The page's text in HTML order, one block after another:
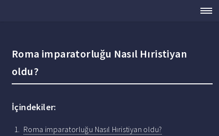
Roma imparatorluğu Nasıl Hıristiyan
oldu?
İçindekiler:
Roma imparatorluğu Nasıl Hıristiyan oldu?